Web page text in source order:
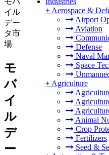
+ Aerospace &
Airport
Aviation
Defense
Naval
Space
+ Agriculture
Animal
Crop
Fertilizers
Seed &
イル
デー
タ市
場
モ
バ
イ
ル
デ
ー